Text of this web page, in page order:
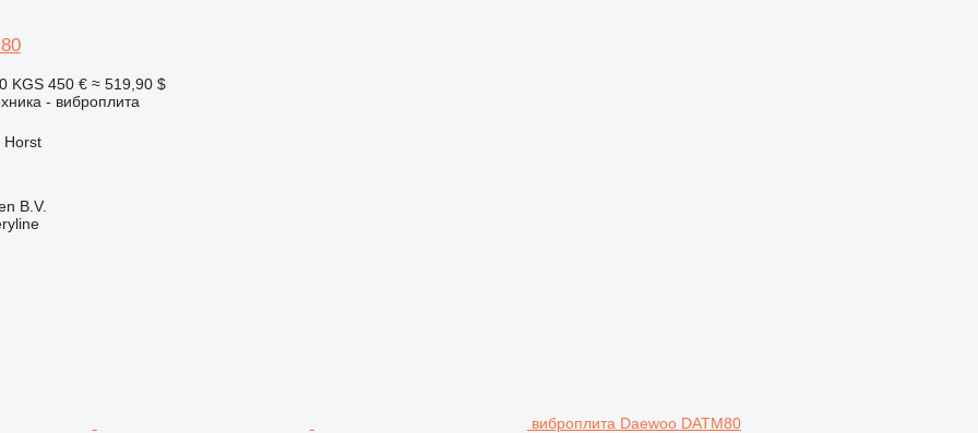
KGS 450 € ≈ 519,90 $
- виброплита
B.V.
виброплита Daewoo DATM80